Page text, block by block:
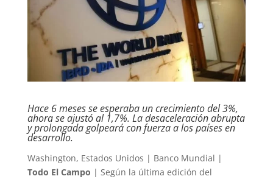
Hace 6 meses se esperaba un crecimiento del 3%,
ahora se ajustó al 1,7%. La desaceleración abrupta
y prolongada golpeará con fuerza a los países en
desarrollo.
Washington, Estados Unidos | Banco Mundial |
Todo El Campo | Según la última edición del